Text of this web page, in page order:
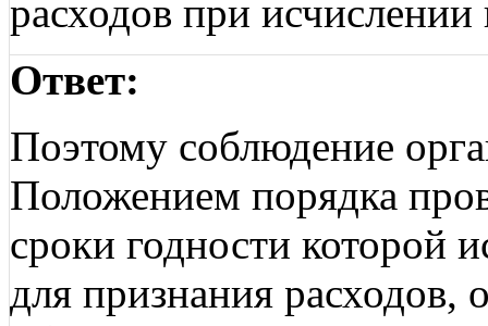
расходов при
Ответ:
Поэтому соблюдение
Положением порядка
сроки годности которой
для признания расходов,